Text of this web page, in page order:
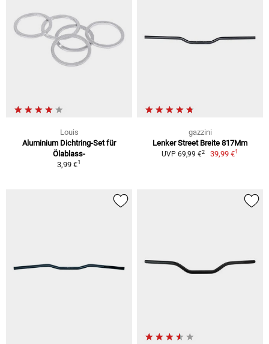
Louis
Aluminium Dichtring-Set für
Ölablass-
3,99 €1
gazzini
Lenker Street Breite 817Mm
UVP 69,99 €2 39,99 €1